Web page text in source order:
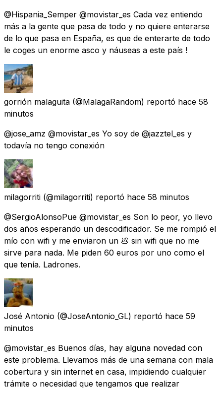
@Hispania_Semper @movistar_es Cada vez entiendo
más a la gente que pasa de todo y no quiere enterarse
de lo que pasa en España, es que de enterarte de todo
le coges un enorme asco y náuseas a este país !
gorrión malaguita (@MalagaRandom) reportó hace 58
minutos
@jose_amz @movistar_es Yo soy de @jazztel_es y
todavía no tengo conexión
milagorriti (@milagorriti) reportó hace 58 minutos
@SergioAlonsoPue @movistar_es Son lo peor, yo llevo
dos años esperando un descodificador. Se me rompió el
mío con wifi y me enviaron un 💩 sin wifi que no me
sirve para nada. Me piden 60 euros por uno como el
que tenía. Ladrones.
José Antonio (@JoseAntonio_GL) reportó hace 59
minutos
@movistar_es Buenos días, hay alguna novedad con
este problema. Llevamos más de una semana con mala
cobertura y sin internet en casa, impidiendo cualquier
trámite o necesidad que tengamos que realizar